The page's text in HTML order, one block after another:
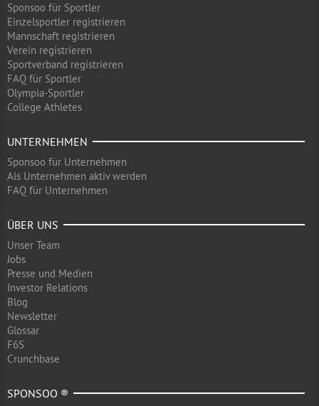
Sponsoo für Sportler
Einzelsportler registrieren
Mannschaft registrieren
Verein registrieren
Sportverband registrieren
FAQ für Sportler
Olympia-Sportler
College Athletes
UNTERNEHMEN
Sponsoo für Unternehmen
Als Unternehmen aktiv werden
FAQ für Unternehmen
ÜBER UNS
Unser Team
Jobs
Presse und Medien
Investor Relations
Blog
Newsletter
Glossar
F6S
Crunchbase
SPONSOO ®